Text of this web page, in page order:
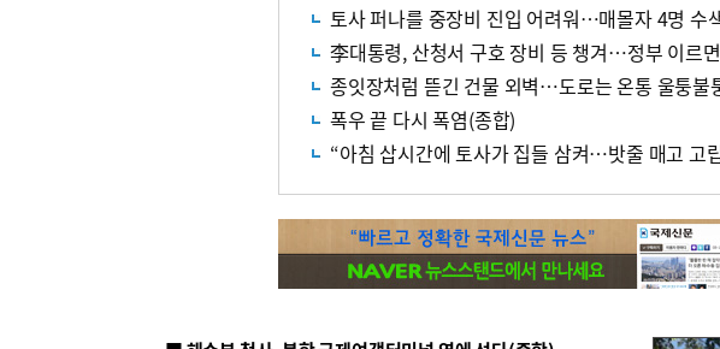
토사 퍼나를 중장비 진입 어려워…매몰자 4명 수
李대통령, 산청서 구호 장비 등 챙겨…정부 이르
종잇장처럼 뜯긴 건물 외벽…도로는 온통 울퉁불
폭우 끝 다시 폭염(종합)
“아침 삽시간에 토사가 집들 삼켜…밧줄 매고 고